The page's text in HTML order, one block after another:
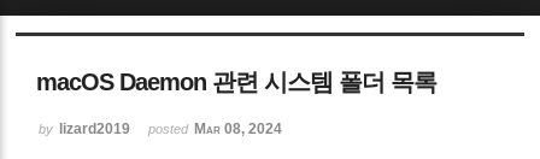
macOS Daemon 관련 시스템 폴더 목록
by lizard2019 posted Mar 08, 2024
Sketchbook5, 스케치북5